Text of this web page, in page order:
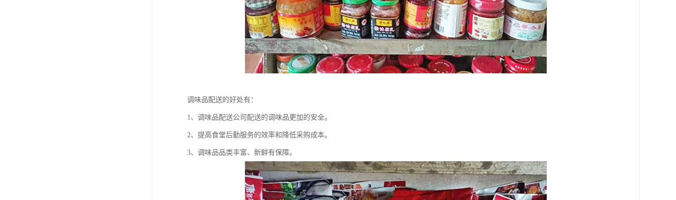
调味品配送的好处有：
1、调味品配送公司配送的调味品更加的安全。
2、提高食堂后勤服务的效率和降低采购成本。
3、调味品品类丰富、新鲜有保障。